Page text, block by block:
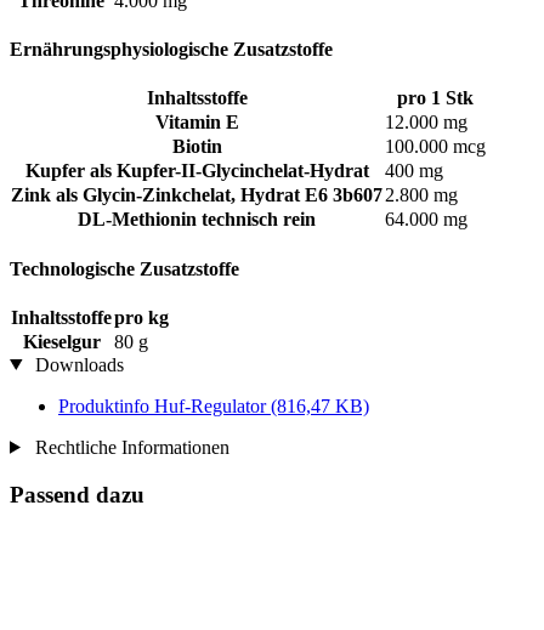
Ernährungsphysiologische Zusatzstoffe
Inhaltsstoffe
pro 1 Stk
Vitamin E
12.000 mg
Biotin
100.000 mcg
Kupfer als Kupfer-II-Glycinchelat-Hydrat
400 mg
Zink als Glycin-Zinkchelat, Hydrat E6 3b6072.800 mg
DL-Methionin technisch rein
64.000 mg
Technologische Zusatzstoffe
Inhaltsstoffepro kg
Kieselgur
80 g
Downloads
Produktinfo Huf-Regulator(816,47 KB)
Rechtliche Informationen
Passend dazu